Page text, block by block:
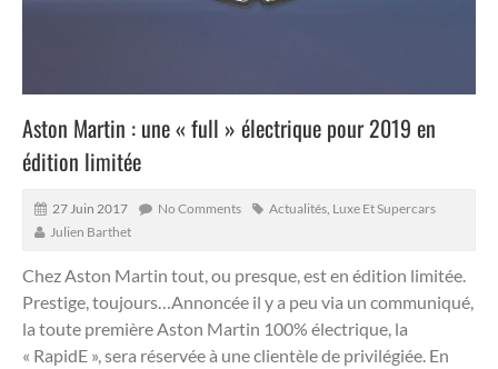
Aston Martin : une « full » électrique pour 2019 en
édition limitée
27 Juin 2017 No Comments Actualités Luxe Et Supercars
Julien Barthet
Chez Aston Martin tout, ou presque, est en édition limitée.
Prestige, toujours…Annoncée il y a peu via un communiqué,
la toute première Aston Martin 100% électrique, la
« RapidE », sera réservée à une clientèle de privilégiée. En